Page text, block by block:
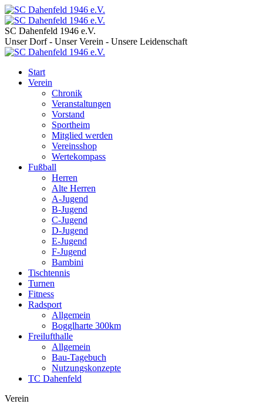
SC Dahenfeld 1946 e.V.
Unser Dorf - Unser Verein - Unsere Leidenschaft
Start
Verein
Chronik
Veranstaltungen
Vorstand
Sportheim
Mitglied werden
Vereinsshop
Wertekompass
Fußball
Herren
Alte Herren
A-Jugend
B-Jugend
C-Jugend
D-Jugend
E-Jugend
F-Jugend
Bambini
Tischtennis
Turnen
Fitness
Radsport
Allgemein
Bogglharte 300km
Freilufthalle
Allgemein
Bau-Tagebuch
Nutzungskonzepte
TC Dahenfeld
Verein